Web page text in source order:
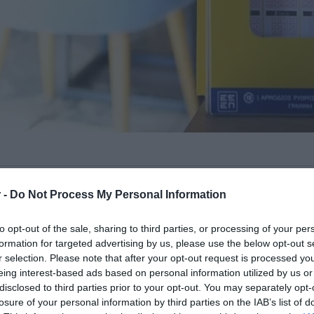
- Do Not Process My Personal Information
opt-out of the sale, sharing to third parties, or processing of your
for targeted advertising by us, please use the below opt-out
selection. Please note that after your opt-out request is processed
interest-based ads based on personal information utilized by us
to third parties prior to your opt-out. You may separately
of your personal information by third parties on the IAB’s list of
το βράδυ της Παρασκευής
της αποψινής κλήρωσης 233
42 , 49 και 5, 6.